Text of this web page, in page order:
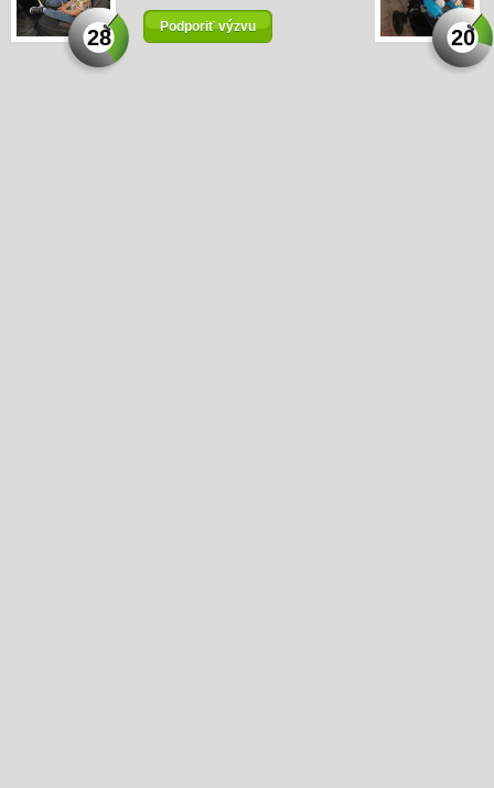
28 Podporiť výzvu 20